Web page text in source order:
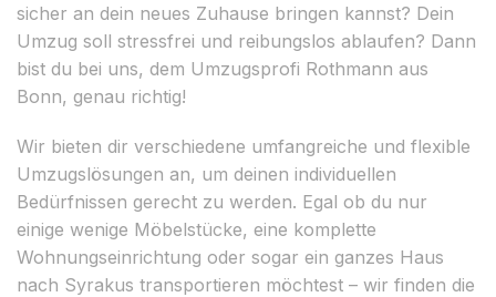
sicher an dein neues Zuhause bringen kannst? Dein
Umzug soll stressfrei und reibungslos ablaufen? Dann
bist du bei uns, dem Umzugsprofi Rothmann aus
Bonn, genau richtig!
Wir bieten dir verschiedene umfangreiche und flexible
Umzugslösungen an, um deinen individuellen
Bedürfnissen gerecht zu werden. Egal ob du nur
einige wenige Möbelstücke, eine komplette
Wohnungseinrichtung oder sogar ein ganzes Haus
nach Syrakus transportieren möchtest – wir finden die